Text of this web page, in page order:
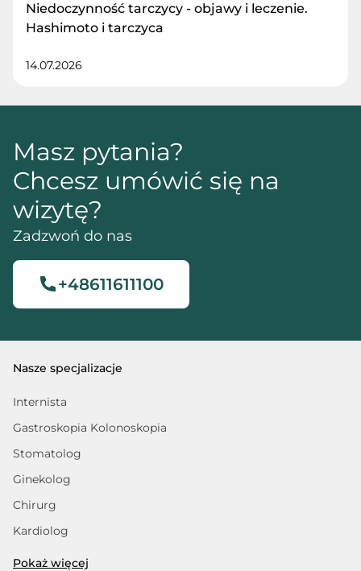
Niedoczynność tarczycy - objawy i leczenie.
Hashimoto i tarczyca
14.07.2026
Masz pytania?
Chcesz umówić się na
wizytę?
Zadzwoń do nas
+48611611100
Nasze specjalizacje
Internista
Gastroskopia Kolonoskopia
Stomatolog
Ginekolog
Chirurg
Kardiolog
Trycholog
Pokaż więcej